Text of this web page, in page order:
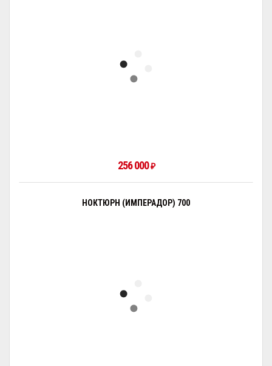
256 000₽
НОКТЮРН (ИМПЕРАДОР) 700